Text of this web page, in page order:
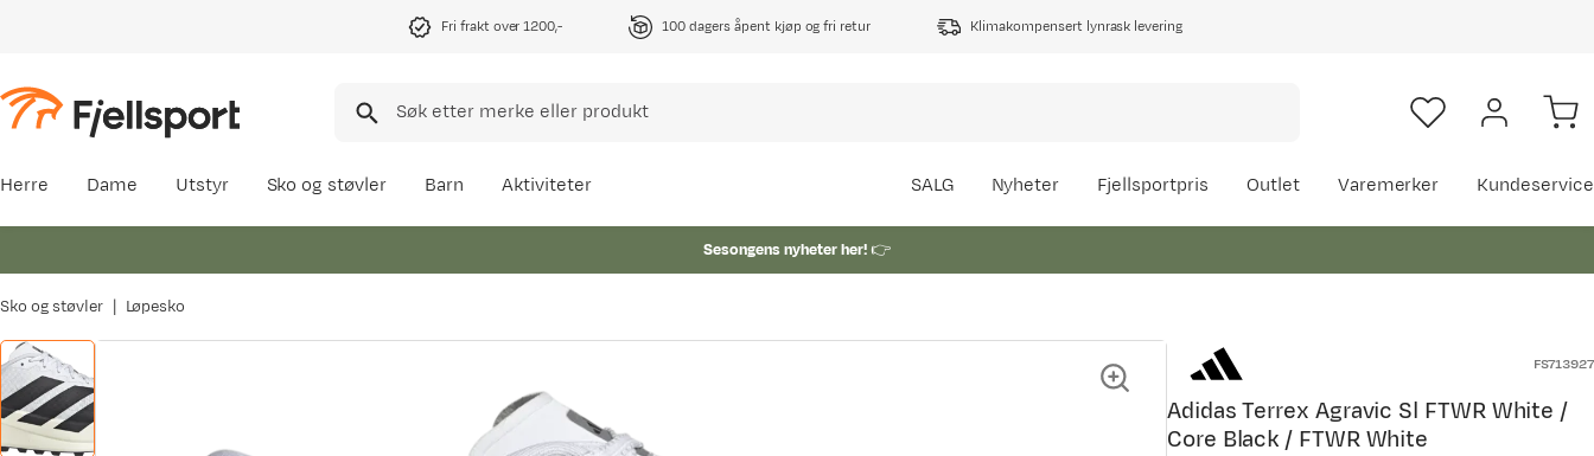
Fri frakt over 1200,- 100 dagers åpent kjøp og fri retur Klimakompensert lynrask levering
Herre Dame Utstyr Sko og støvler Barn Aktiviteter SALG Nyheter Fjellsportpris Outlet Varemerker Kundeservice
Sesongens nyheter her!👉
Sko og støvler Løpesko
FS713927
Adidas Terrex Agravic Sl FTWR White /
Core Black / FTWR White